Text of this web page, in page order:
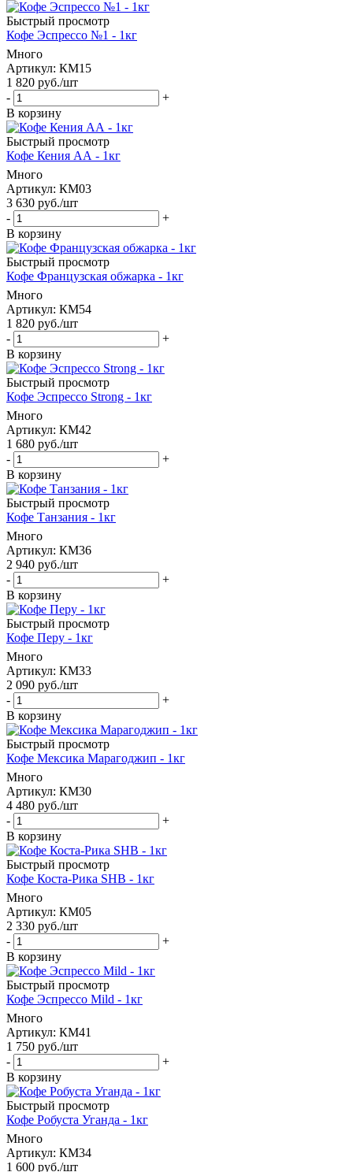
Быстрый просмотр
Кофе Эспрессо №1 - 1кг
Много
Артикул: КМ15
1 820 руб./шт
-
+
В корзину
Быстрый просмотр
Кофе Кения АА - 1кг
Много
Артикул: КМ03
3 630 руб./шт
-
+
В корзину
Быстрый просмотр
Кофе Французская обжарка - 1кг
Много
Артикул: КМ54
1 820 руб./шт
-
+
В корзину
Быстрый просмотр
Кофе Эспрессо Strong - 1кг
Много
Артикул: КМ42
1 680 руб./шт
-
+
В корзину
Быстрый просмотр
Кофе Танзания - 1кг
Много
Артикул: КМ36
2 940 руб./шт
-
+
В корзину
Быстрый просмотр
Кофе Перу - 1кг
Много
Артикул: КМ33
2 090 руб./шт
-
+
В корзину
Быстрый просмотр
Кофе Мексика Марагоджип - 1кг
Много
Артикул: КМ30
4 480 руб./шт
-
+
В корзину
Быстрый просмотр
Кофе Коста-Рика SHB - 1кг
Много
Артикул: КМ05
2 330 руб./шт
-
+
В корзину
Быстрый просмотр
Кофе Эспрессо Mild - 1кг
Много
Артикул: КМ41
1 750 руб./шт
-
+
В корзину
Быстрый просмотр
Кофе Робуста Уганда - 1кг
Много
Артикул: КМ34
1 600 руб./шт